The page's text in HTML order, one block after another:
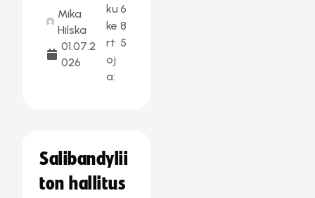
Mika
Hilska
01.07.2
026
ku
ke
rt
oj
a:
6
8
5
Salibandylii
ton hallitus